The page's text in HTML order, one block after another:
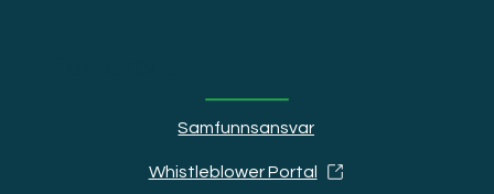
Whistleblower Portal
Samfunnsansvar